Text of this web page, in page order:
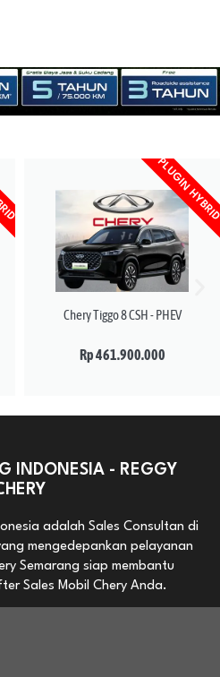
Chery Tiggo 8 CSH - PHEV
Rp 461.900.000
PLUGIN
INDONESIA - REGGY
adalah Sales Consultan di
mengedepankan pelayanan
Semarang siap membantu
Sales Mobil Chery Anda.